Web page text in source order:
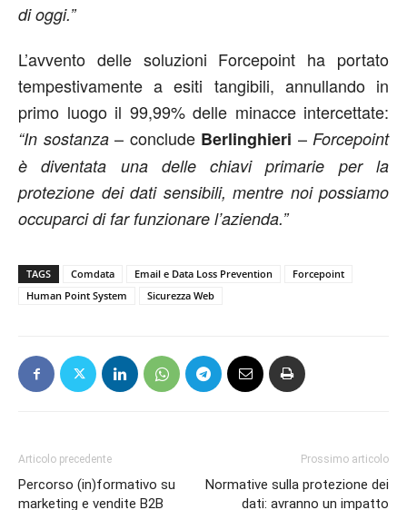
di oggi.”
L’avvento delle soluzioni Forcepoint ha portato
tempestivamente a esiti tangibili, annullando in
primo luogo il 99,99% delle minacce intercettate:
“In sostanza– conclude Berlinghieri – Forcepoint
è diventata una delle chiavi primarie per la
protezione dei dati sensibili, mentre noi possiamo
occuparci di far funzionare l’azienda.”
TAGS Comdata Email e Data Loss Prevention
Forcepoint
Human Point System
Sicurezza Web
Articolo precedente
Percorso (in)formativo su
marketing e vendite B2B
Prossimo articolo
Normative sulla protezione dei
dati: avranno un impatto